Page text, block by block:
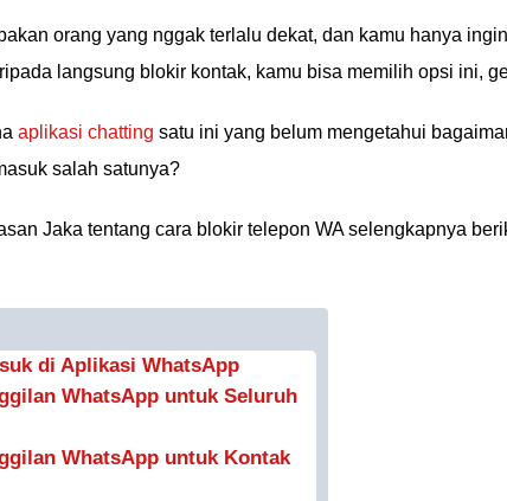
orang yang nggak terlalu dekat, dan kamu hanya ingin
langsung blokir kontak, kamu bisa memilih opsi ini,
aplikasi chatting satu ini yang belum mengetahui
salah satunya?
Jaka tentang cara blokir telepon WA selengkapnya
di Aplikasi WhatsApp
WhatsApp untuk Seluruh
WhatsApp untuk Kontak